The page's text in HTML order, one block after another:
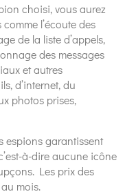
choisi, vous aurez
l’écoute des
de la liste d’appels,
des messages
et autres
d’internet, du
photos prises,
espions garantissent
à-dire aucune icône
Les prix des
mois.